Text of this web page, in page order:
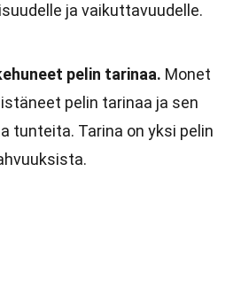
ja vaikuttavuudelle.
pelin tarinaa. Monet
pelin tarinaa ja sen
tunteita. Tarina on yksi pelin